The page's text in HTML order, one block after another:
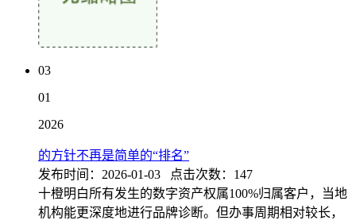
03
01
2026
的方针不再是简单的“排名”
发布时间：2026-01-03 点击次数：147
十橙明白所有发生的数字资产权属100%归属客户，当地
机构能更深度地进行品牌诊断。但办事周期相对较长，